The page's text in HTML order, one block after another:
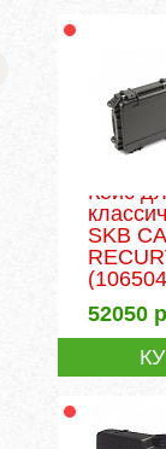
Кейс
SKB
52050